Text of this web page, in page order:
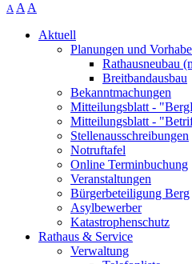
A A A
Aktuell
Planungen und
Rathausneubau
Breitbandausbau
Bekanntmachungen
Mitteilungsblatt -
Mitteilungsblatt -
Stellenausschreibungen
Notruftafel
Online Terminbuchung
Veranstaltungen
Bürgerbeteiligung Berg
Asylbewerber
Katastrophenschutz
Rathaus & Service
Verwaltung